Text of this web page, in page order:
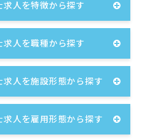
人を特徴から探す
人を職種から探す
人を施設形態から探す
人を雇用形態から探す